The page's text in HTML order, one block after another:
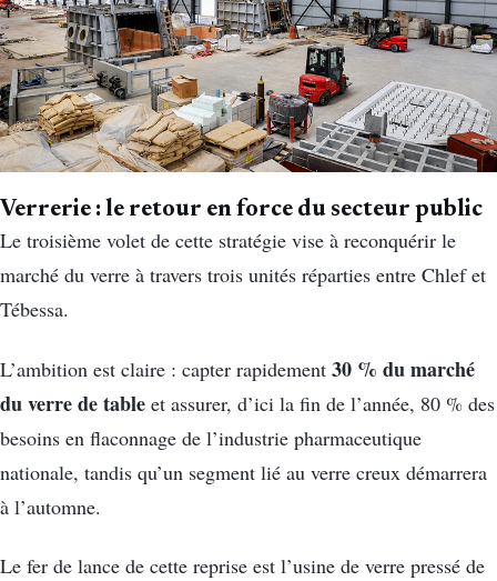
Verrerie : le retour en force du secteur public
Le troisième volet de cette stratégie vise à reconquérir le
marché du verre à travers trois unités réparties entre Chlef et
Tébessa.
L’ambition est claire : capter rapidement 30 % du marché
du verre de table et assurer, d’ici la fin de l’année, 80 % des
besoins en flaconnage de l’industrie pharmaceutique
nationale, tandis qu’un segment lié au verre creux démarrera
à l’automne.
Le fer de lance de cette reprise est l’usine de verre pressé de